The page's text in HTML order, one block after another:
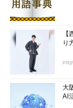
いこともあると思
けるべきです。
実際、OpenBSD
とはっきり書かれ
ンパイルした場合
でしょう（注2
注2：LLVMを使
り
大
AI